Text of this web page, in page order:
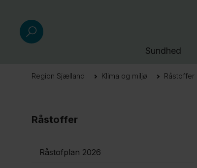
Sundhed
Region Sjælland Klima og miljø Råstoffer
Råstoffer
Råstofplan 2026